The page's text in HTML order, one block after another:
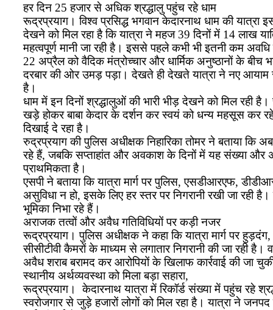
हर दिन 25 हजार से अधिक श्रद्धालु पहुंच रहे धाम
रूद्रप्रयाग। विश्व प्रसिद्ध भगवान केदारनाथ धाम की
देखने को मिल रहा है कि यात्रा ने महज 39 दिनों में 14 लाख
महत्वपूर्ण मानी जा रही है। इससे पहले कभी भी इतनी कम
22 अप्रैल को वैदिक मंत्रोच्चार और धार्मिक अनुष्ठानों के
दरबार की ओर उमड़ पड़ा। देखते ही देखते यात्रा ने नए
है।
धाम में इन दिनों श्रद्धालुओं की भारी भीड़ देखने को मिल रही
खड़े होकर बाबा केदार के दर्शन कर स्वयं को धन्य महसूस कर
दिखाई दे रहा है।
रुद्रप्रयाग की पुलिस अधीक्षक निहारिका तोमर ने बताया
रहे हैं, जबकि सप्ताहांत और अवकाश के दिनों में यह संख्या और
प्राथमिकता है।
एसपी ने बताया कि यात्रा मार्ग पर पुलिस, एसडीआरएफ,
असुविधा न हो, इसके लिए हर स्तर पर निगरानी रखी जा रही है।
भूमिका निभा रहे हैं।
अराजक तत्वों और अवैध गतिविधियों पर कड़ी नजर
रूद्रप्रयाग। पुलिस अधीक्षक ने कहा कि यात्रा मार्ग पर हुड़दंग,
सीसीटीवी कैमरों के माध्यम से लगातार निगरानी की जा रही
अवैध शराब बरामद कर आरोपियों के खिलाफ कार्रवाई की जा
स्थानीय अर्थव्यवस्था को मिला बड़ा सहारा,
रूद्रप्रयाग। केदारनाथ यात्रा में रिकॉर्ड संख्या में पहुंच रहे
स्वरोजगार से जुड़े हजारों लोगों को मिल रहा है। यात्रा ने